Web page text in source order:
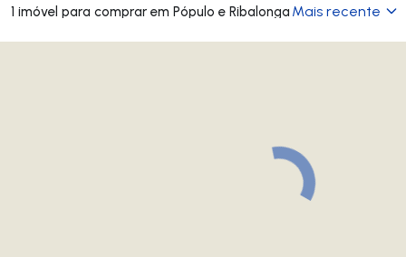
1 imóvel para comprar em Pópulo e Ribalonga Mais recente